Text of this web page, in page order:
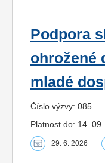
Podpora
ohrožené
mladé
Číslo výzvy: 085
Platnost do: 14.
29. 6. 2026